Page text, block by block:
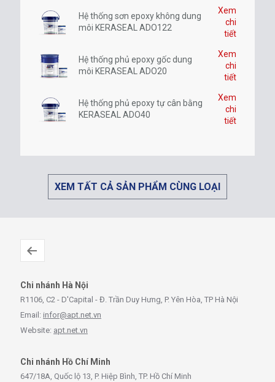
Hệ thống sơn epoxy không dung
môi KERASEAL ADO122
Xem
chi
tiết
Hệ thống phủ epoxy gốc dung
môi KERASEAL ADO20
Xem
chi
tiết
Hệ thống phủ epoxy tự cân bằng
KERASEAL ADO40
Xem
chi
tiết
XEM TẤT CẢ SẢN PHẨM CÙNG LOẠI
Chi nhánh Hà Nội
R1106, C2 - D'Capital - Đ. Trần Duy Hưng, P. Yên Hòa, TP Hà Nội
Email: infor@apt.net.vn
Website: apt.net.vn
Chi nhánh Hồ Chí Minh
647/18A, Quốc lộ 13, P. Hiệp Bình, TP. Hồ Chí Minh